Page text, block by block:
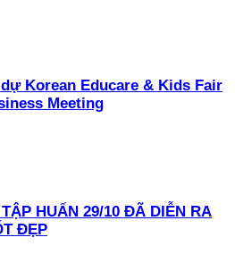
Korean Educare & Kids Fair
Meeting
HUẤN 29/10 ĐÃ DIỄN RA
ĐẸP